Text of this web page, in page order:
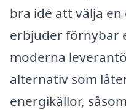
bra idé att välja
erbjuder förnybar
moderna
alternativ som
energikällor,